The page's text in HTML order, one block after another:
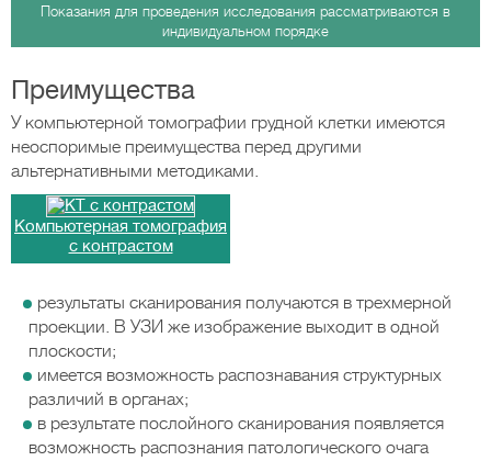
Показания для проведения исследования рассматриваются в
индивидуальном порядке
Преимущества
У компьютерной томографии грудной клетки имеются
неоспоримые преимущества перед другими
альтернативными методиками.
Компьютерная томография
с контрастом
результаты сканирования получаются в трехмерной
проекции. В УЗИ же изображение выходит в одной
плоскости;
имеется возможность распознавания структурных
различий в органах;
в результате послойного сканирования появляется
возможность распознания патологического очага